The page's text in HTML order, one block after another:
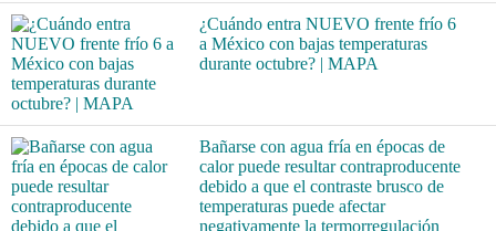
¿Cuándo entra NUEVO frente frío 6
a México con bajas temperaturas
durante octubre? | MAPA
Bañarse con agua fría en épocas de
calor puede resultar contraproducente
debido a que el contraste brusco de
temperaturas puede afectar
negativamente la termorregulación